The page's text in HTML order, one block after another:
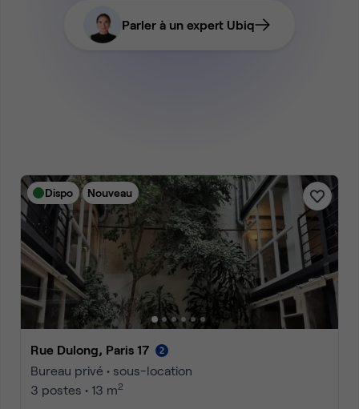
Parler à un expert Ubiq
Dispo Nouveau
Rue Dulong, Paris 17
Bureau privé • sous-location
3 postes • 13 m2